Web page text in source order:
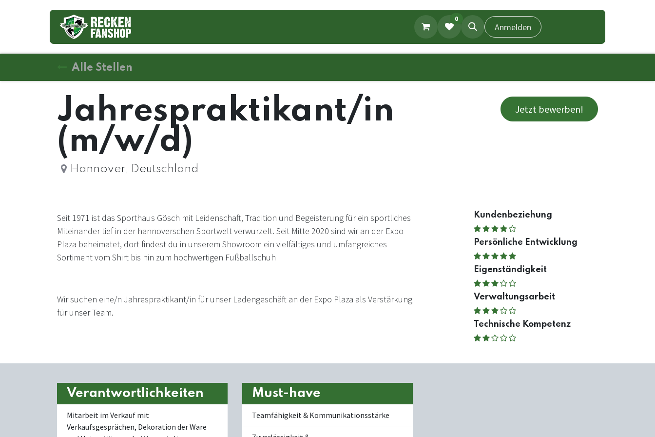
0
Anmelden
Alle Stellen
Jetzt bewerben!
Jahrespraktikant/in
(m/w/d)
Hannover, Deutschland
Seit 1971 ist das Sporthaus Gösch mit Leidenschaft, Tradition und Begeisterung für ein sportliches
Miteinander tief in der hannoverschen Sportwelt verwurzelt. Seit Mitte 2020 sind wir an der Expo
Plaza beheimatet, dort findest du in unserem Showroom ein vielfältiges und umfangreiches
Sortiment vom Shirt bis hin zum hochwertigen Fußballschuh
Wir suchen eine/n Jahrespraktikant/in für unser Ladengeschäft an der Expo Plaza als Verstärkung
für unser Team.
Kundenbeziehung
Persönliche Entwicklung
Eigenständigkeit
Verwaltungsarbeit
Technische Kompetenz
Verantwortlichkeiten
Mitarbeit im Verkauf mit
Verkaufsgesprächen, Dekoration der Ware
Must-have
Teamfähigkeit & Kommunikationsstärke